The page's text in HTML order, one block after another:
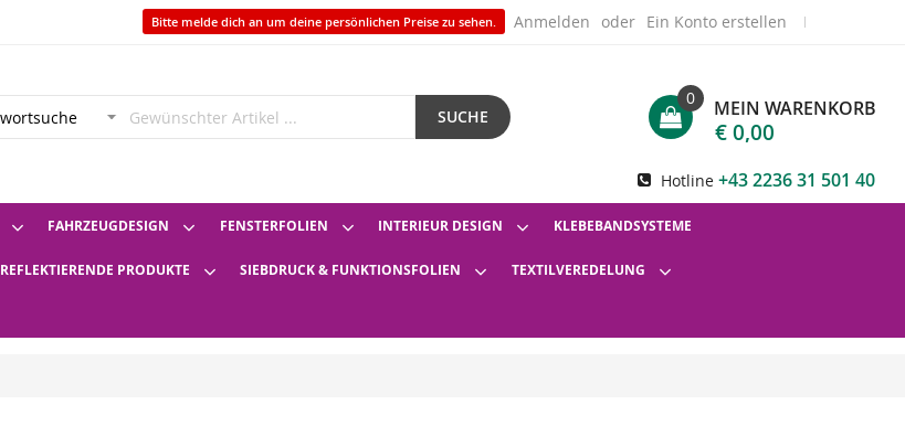
Bitte melde dich an um deine persönlichen Preise zu sehen. Anmelden Ein Konto erstellen
SUCHE MEIN WARENKORB
0
€ 0,00
Hotline +43 2236 31 501 40
FAHRZEUGDESIGN FENSTERFOLIEN INTERIEUR DESIGN KLEBEBANDSYSTEME
REFLEKTIERENDE PRODUKTE SIEBDRUCK & FUNKTIONSFOLIEN TEXTILVEREDELUNG